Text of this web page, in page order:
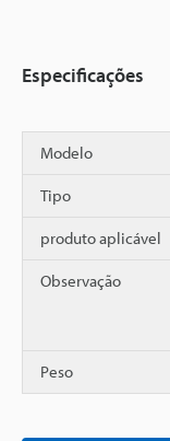
Especificações
Modelo
Tipo
produto aplicável
Observação
Peso